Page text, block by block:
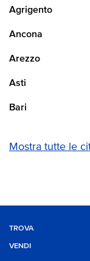
Agrigento
Ancona
Arezzo
Asti
Bari
Mostra tutte le
TROVA
VENDI